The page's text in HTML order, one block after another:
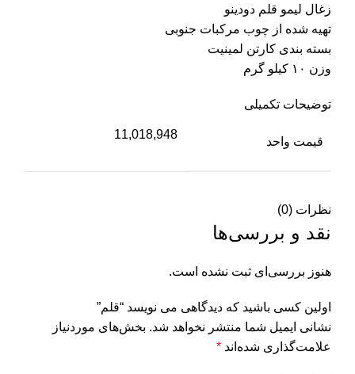
زغال لیمو قلم دودینو
تهیه شده از چوب مرکبات جنوبی
بسته بندی کارتن لمینیت
وزن ۱۰ کیلو گرم
توضیحات تکمیلی
قیمت واحد
11,018,948
نظرات (0)
نقد و بررسی‌ها
هنوز بررسی‌ای ثبت نشده است.
اولین کسی باشید که دیدگاهی می نویسد “قلم”
نشانی ایمیل شما منتشر نخواهد شد. بخش‌های موردنیاز
علامت‌گذاری شده‌اند *